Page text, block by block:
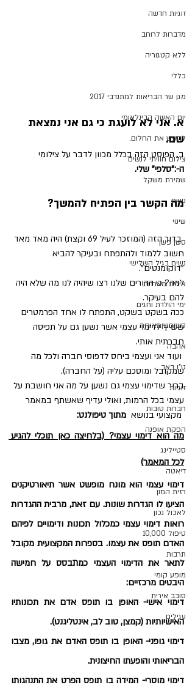
זוגיות חדשה
מדברות לרוחב
ללא קטגוריה
כללי
מגן שר הבריאות למתנדבי 2017
יום האשה הבינלאומי
לחפש את החלום.
צילום חוויתי לנשים
שמירת משקל
נשים
שינוי
סשן פשן
נשים בגיל השלישי
אירית מארחת
ימי הולדת וחגים
סשןפשןמאירית
אהבה
ט"ו באב
זוגיות
חברות טובות
הפקת אופנה
סטיילינג
דיאטה
רזית המון
לאכול נכון
טיפול 10,000
תרבות
מופע קומי
סובב אירית
עגילים
א. אני לא לועגת כי גם אני נמצאת
שם.
ב. הפוסט הזה בכלל מכוון לדבר על צילומי
ה-:"סלפי" שלי.
מה הקשר בין הפתיח להמשך?
בדור הזה (המוזכר לעיל 69 וקצת) היה מאד מאד
חשוב ללמוד ולהתפתח ובעיקר להביא
"דוקומנטים".
למה? כי ההורים שלנו רצו שיהיה לנו מה שלא היה
להם בעיקר.
ככה בשקט בשקט, התפתח לו אחד הפרמטרים
ששייך לדימוי עצמי אשר נשען גם על תפיסה
חברתית אותי.
ועוד אני ועצמי ביחס לדפוסי חברה ולכל מה
שמקובל ומוסכם עליה (על החברה).
ברור שדימוי עצמי גם נשען על מה אני חושבת על
עצמי בכל הרמות, ואולי עדיף שאשתף במאמר
מקצועי בנושא
מתוך טיפולנט:
לכל המאמר)
היבטים מרכזיים:
האישיותיות (קמצן, טוב לב, אינטליגנט).
הבריאותי והופעתו החיצונית.